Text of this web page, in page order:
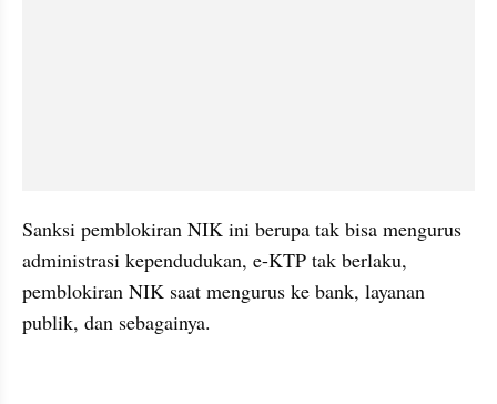
Sanksi pemblokiran NIK ini berupa tak bisa mengurus
administrasi kependudukan, e-KTP tak berlaku,
pemblokiran NIK saat mengurus ke bank, layanan
publik, dan sebagainya.